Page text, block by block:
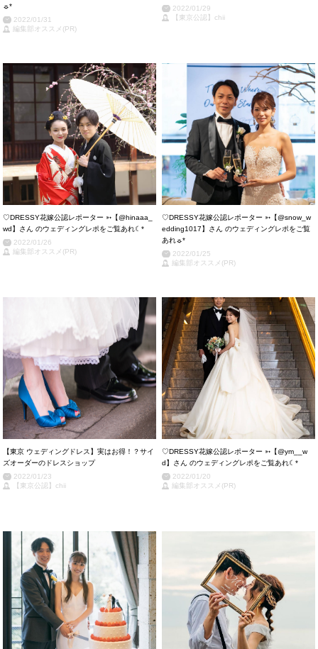
☼*
2022/01/31
編集部オススメ(PR)
2022/01/29
【東京公認】chii
♡DRESSY花嫁公認レポーター ➳【@hinaaa_
wd 】さん のウェディングレポをご覧あれ☾*
2022/01/26
編集部オススメ(PR)
♡DRESSY花嫁公認レポーター ➳【@snow_w
edding1017】さん のウェディングレポをご覧
あれ☼*
2022/01/25
編集部オススメ(PR)
【東京 ウェディングドレス】実はお得！？サイ
ズオーダーのドレスショップ
2022/01/23
【東京公認】chii
♡DRESSY花嫁公認レポーター ➳【@ym__w
d 】さん のウェディングレポをご覧あれ☾*
2022/01/20
編集部オススメ(PR)